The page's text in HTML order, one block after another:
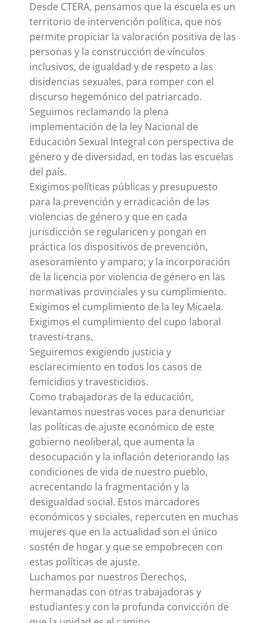
Desde CTERA, pensamos que la escuela es un
territorio de intervención política, que nos
permite propiciar la valoración positiva de las
personas y la construcción de vínculos
inclusivos, de igualdad y de respeto a las
disidencias sexuales, para romper con el
discurso hegemónico del patriarcado.
Seguimos reclamando la plena
implementación de la ley Nacional de
Educación Sexual Integral con perspectiva de
género y de diversidad, en todas las escuelas
del país.
Exigimos políticas públicas y presupuesto
para la prevención y erradicación de las
violencias de género y que en cada
jurisdicción se regularicen y pongan en
práctica los dispositivos de prevención,
asesoramiento y amparo; y la incorporación
de la licencia por violencia de género en las
normativas provinciales y su cumplimiento.
Exigimos el cumplimiento de la ley Micaela.
Exigimos el cumplimiento del cupo laboral
travesti-trans.
Seguiremos exigiendo justicia y
esclarecimiento en todos los casos de
femicidios y travesticidios.
Como trabajadoras de la educación,
levantamos nuestras voces para denunciar
las políticas de ajuste económico de este
gobierno neoliberal, que aumenta la
desocupación y la inflación deteriorando las
condiciones de vida de nuestro pueblo,
acrecentando la fragmentación y la
desigualdad social. Estos marcadores
económicos y sociales, repercuten en muchas
mujeres que en la actualidad son el único
sostén de hogar y que se empobrecen con
estas políticas de ajuste.
Luchamos por nuestros Derechos,
hermanadas con otras trabajadoras y
estudiantes y con la profunda convicción de